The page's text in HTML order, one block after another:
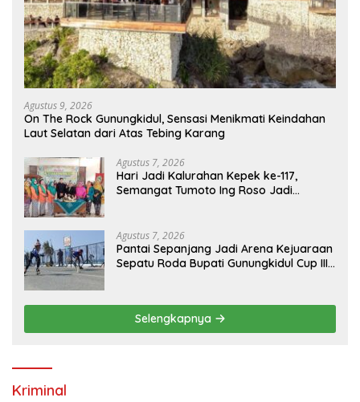
Agustus 9, 2026
On The Rock Gunungkidul, Sensasi Menikmati Keindahan
Laut Selatan dari Atas Tebing Karang
Agustus 7, 2026
Hari Jadi Kalurahan Kepek ke-117,
Semangat Tumoto Ing Roso Jadi
Agustus 7, 2026
Pantai Sepanjang Jadi Arena Kejuaraan
Sepatu Roda Bupati Gunungkidul Cup III
Selengkapnya
Kriminal